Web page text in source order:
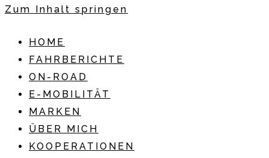
Zum Inhalt springen
HOME
FAHRBERICHTE
ON-ROAD
E-MOBILITÄT
MARKEN
ÜBER MICH
KOOPERATIONEN